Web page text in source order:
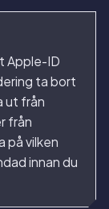
Apple-ID
ta bort
ut från
från
på vilken
innan du